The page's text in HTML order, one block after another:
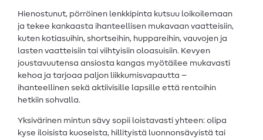
Hienostunut, pörröinen lenkkipinta kutsuu loikoilemaan
ja tekee kankaasta ihanteellisen mukavaan vaatteisiin,
kuten kotiasuihin, shortseihin, huppareihin, vauvojen ja
lasten vaatteisiin tai viihtyisiin oloasuisiin. Kevyen
joustavuutensa ansiosta kangas myötäilee mukavasti
kehoa ja tarjoaa paljon liikkumisvapautta –
ihanteellinen sekä aktiivisille lapsille että rentoihin
hetkiin sohvalla.
Yksivärinen mintun sävy sopii loistavasti yhteen: olipa
kyse iloisista kuoseista, hillityistä luonnonsävyistä tai